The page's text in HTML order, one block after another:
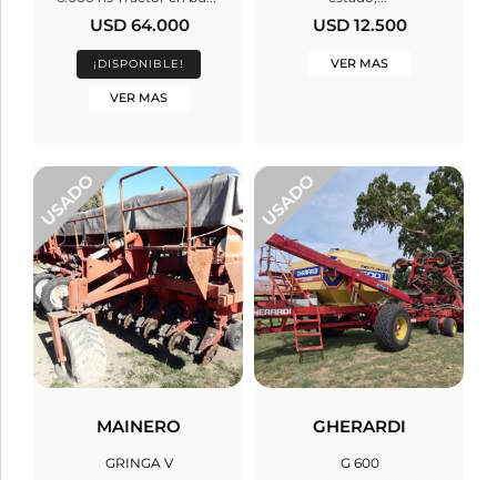
USD 64.000
¡DISPONIBLE!
VER MAS
USD 12.500
VER MAS
MAINERO
GRINGA V
GHERARDI
G 600